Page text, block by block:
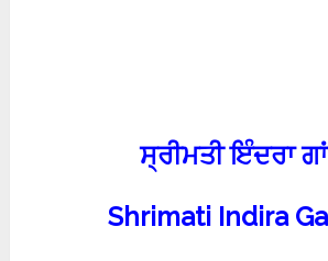
ਸ੍ਰੀਮਤੀ ਇੰਦਰਾ
Shrimati Indira